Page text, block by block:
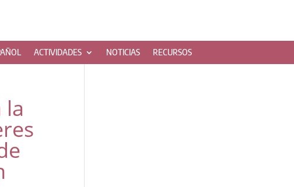
ACTIVIDADES NOTICIAS RECURSOS
la